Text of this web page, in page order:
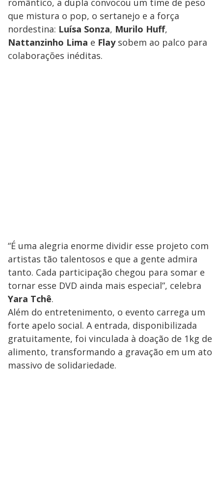
romântico, a dupla convocou um time de peso
que mistura o pop, o sertanejo e a força
nordestina: Luísa Sonza, Murilo Huff,
Nattanzinho Lima e Flaysobem ao palco para
colaborações inéditas.
“É uma alegria enorme dividir esse projeto com
artistas tão talentosos e que a gente admira
tanto. Cada participação chegou para somar e
tornar esse DVD ainda mais especial”, celebra
Yara Tchê.
​Além do entretenimento, o evento carrega um
forte apelo social. A entrada, disponibilizada
gratuitamente, foi vinculada à doação de 1kg de
alimento, transformando a gravação em um ato
massivo de solidariedade.